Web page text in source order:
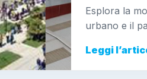
Esplora la
urbano e il
Leggi